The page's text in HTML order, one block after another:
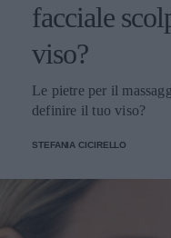
facciale
viso?
Le pietre per il
definire il tuo viso?
STEFANIA CICIRELLO